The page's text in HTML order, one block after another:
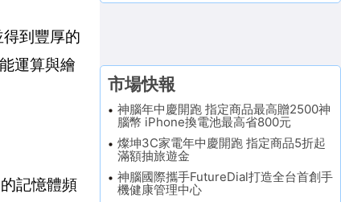
到豐厚的
運算與繪
記憶體頻
市場快報
神腦年中慶開跑 指定商品最高贈2500神
腦幣 iPhone換電池最高省800元
燦坤3C家電年中慶開跑 指定商品5折起
滿額抽旅遊金
神腦國際攜手FutureDial打造全台首創手
機健康管理中心